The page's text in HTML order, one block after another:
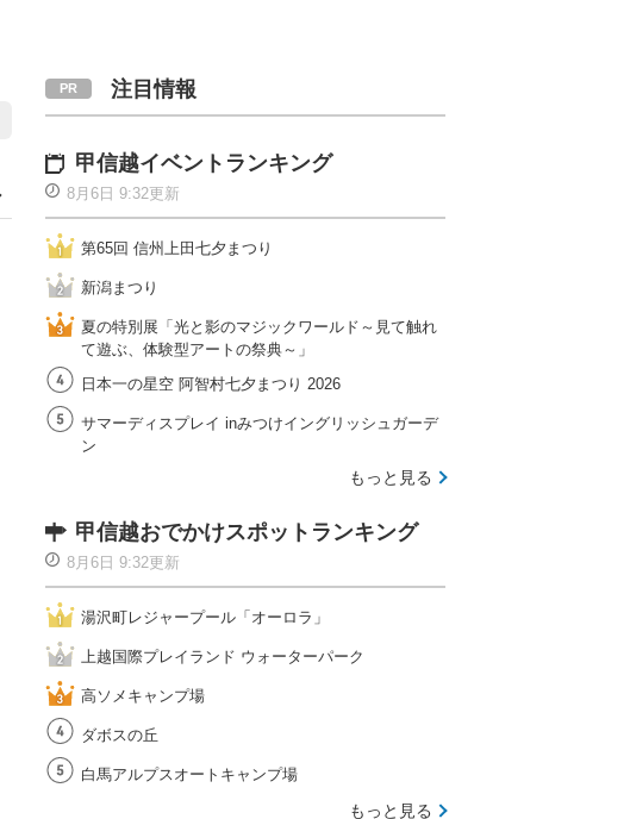
注目情報
甲信越イベントランキング
8月6日 9:32更新
第65回 信州上田七夕まつり
新潟まつり
夏の特別展「光と影のマジックワールド～見て触れ
て遊ぶ、体験型アートの祭典～」
日本一の星空 阿智村七夕まつり 2026
サマーディスプレイ inみつけイングリッシュガーデ
ン
もっと見る
甲信越おでかけスポットランキング
8月6日 9:32更新
湯沢町レジャープール「オーロラ」
上越国際プレイランド ウォーターパーク
高ソメキャンプ場
ダボスの丘
白馬アルプスオートキャンプ場
もっと見る